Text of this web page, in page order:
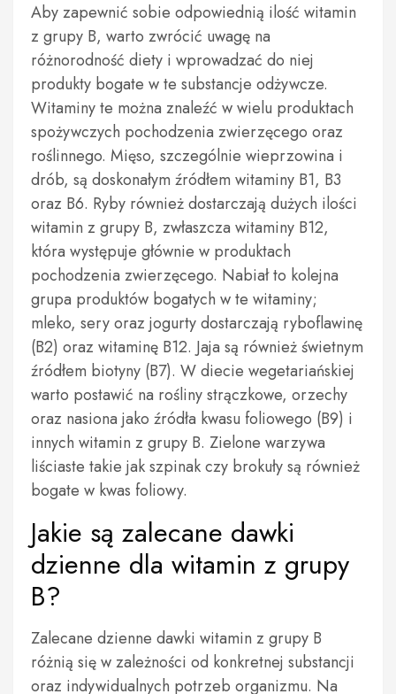
Aby zapewnić sobie odpowiednią ilość witamin
z grupy B, warto zwrócić uwagę na
różnorodność diety i wprowadzać do niej
produkty bogate w te substancje odżywcze.
Witaminy te można znaleźć w wielu produktach
spożywczych pochodzenia zwierzęcego oraz
roślinnego. Mięso, szczególnie wieprzowina i
drób, są doskonałym źródłem witaminy B1, B3
oraz B6. Ryby również dostarczają dużych ilości
witamin z grupy B, zwłaszcza witaminy B12,
która występuje głównie w produktach
pochodzenia zwierzęcego. Nabiał to kolejna
grupa produktów bogatych w te witaminy;
mleko, sery oraz jogurty dostarczają ryboflawinę
(B2) oraz witaminę B12. Jaja są również świetnym
źródłem biotyny (B7). W diecie wegetariańskiej
warto postawić na rośliny strączkowe, orzechy
oraz nasiona jako źródła kwasu foliowego (B9) i
innych witamin z grupy B. Zielone warzywa
liściaste takie jak szpinak czy brokuły są również
bogate w kwas foliowy.
Jakie są zalecane dawki
dzienne dla witamin z grupy
B?
Zalecane dzienne dawki witamin z grupy B
różnią się w zależności od konkretnej substancji
oraz indywidualnych potrzeb organizmu. Na